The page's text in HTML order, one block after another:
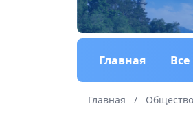
Главная
Главная / Общество